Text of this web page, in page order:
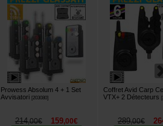
Prowess Absolum 4 + 1 Set
Avvisatori
203080]
214,00€ 159,00€
Coffret Avid Carp
VTX+ 2 Détecteurs
289,00€